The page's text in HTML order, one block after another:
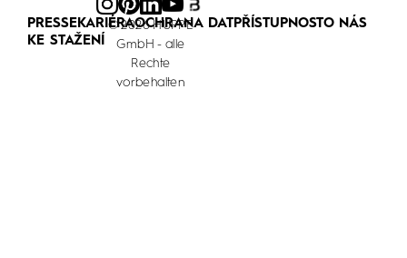
PRESSEKARIÉRAOCHRANA DATPŘÍSTUPNOSTO NÁS
KE STAŽENÍ
© 2026 HÜPPE
GmbH - alle
Rechte
vorbehalten